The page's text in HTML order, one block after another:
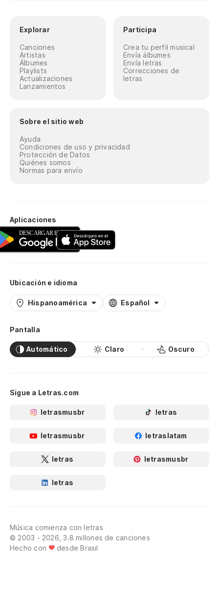
Explorar
Canciones
Artistas
Álbumes
Playlists
Actualizaciones
Lanzamientos
Participa
Crea tu perfil musical
Envía álbumes
Envía letras
Correcciones de
letras
Sobre el sitio web
Ayuda
Condiciones de uso y privacidad
Protección de Datos
Quiénes somos
Normas para envío
Aplicaciones
Ubicación e idioma
Hispanoamérica Español
Pantalla
Automático Claro Oscuro
Sigue a Letras.com
letrasmusbr letras
letrasmusbr letraslatam
letras letrasmusbr
letras
Música comienza con letras
© 2003 - 2026, 3.8 millones de canciones
Hecho con
desde Brasil